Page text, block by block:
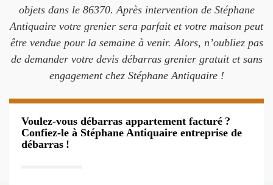
objets dans le 86370. Après intervention de Stéphane
Antiquaire votre grenier sera parfait et votre maison peut
être vendue pour la semaine à venir. Alors, n’oubliez pas
de demander votre devis débarras grenier gratuit et sans
engagement chez Stéphane Antiquaire !
Voulez-vous débarras appartement facturé ?
Confiez-le à Stéphane Antiquaire entreprise de
débarras !